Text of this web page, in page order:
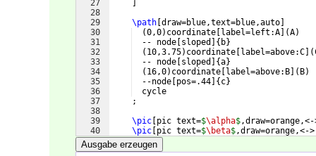
27
28
29
30
31
32
33
34
35
36
37
38
39
40
41
\path draw=blue,text=blue,auto
(0,0) coordinate label=left:A (A)
  -- node
sloped { b}
( 10,3.75) coordinate label=above:C (
  -- node
sloped {a}
( 16,0) coordinate label=above:B ( B)
  --node
pos=.44 { c}
  cycle
    ;
\pic pic text=$\alpha$
\pic pic text=$\beta$
\pic[pic text=
Ausgabe erzeugen